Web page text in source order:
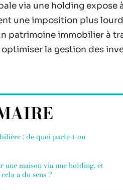
via une holding expose
une imposition plus
patrimoine immobilier à
la gestion des
: de quoi parle-t-on
une maison via une holding, et
a du sens ?